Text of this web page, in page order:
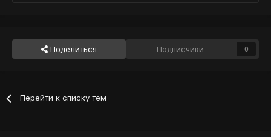
Поделиться Подписчики 0
Перейти к списку тем